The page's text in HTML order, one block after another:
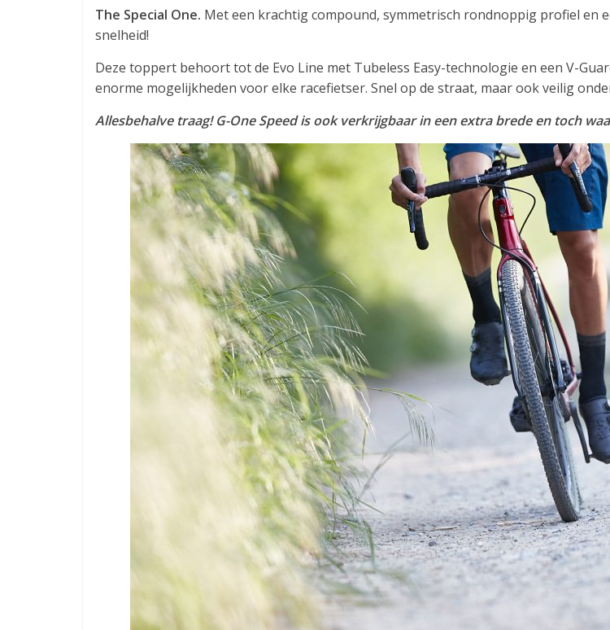
The Special One. Met een krachtig compound, symmetrisch rondnoppig profiel en
snelheid!
Deze toppert behoort tot de Evo Line met Tubeless Easy-technologie en een V-
enorme mogelijkheden voor elke racefietser. Snel op de straat, maar ook veilig
Allesbehalve traag! G-One Speed is ook verkrijgbaar in een extra brede en toch